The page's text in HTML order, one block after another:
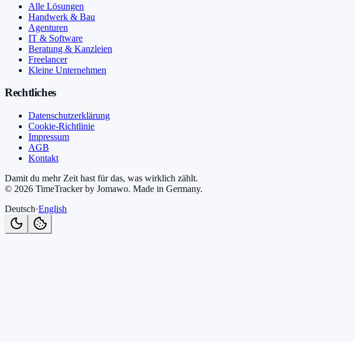
Alle Lösungen
Handwerk & Bau
Agenturen
IT & Software
Beratung & Kanzleien
Freelancer
Kleine Unternehmen
Rechtliches
Datenschutzerklärung
Cookie-Richtlinie
Impressum
AGB
Kontakt
Damit du mehr Zeit hast für das, was wirklich zählt.
© 2026 TimeTracker by Jomawo. Made in Germany.
Deutsch·English